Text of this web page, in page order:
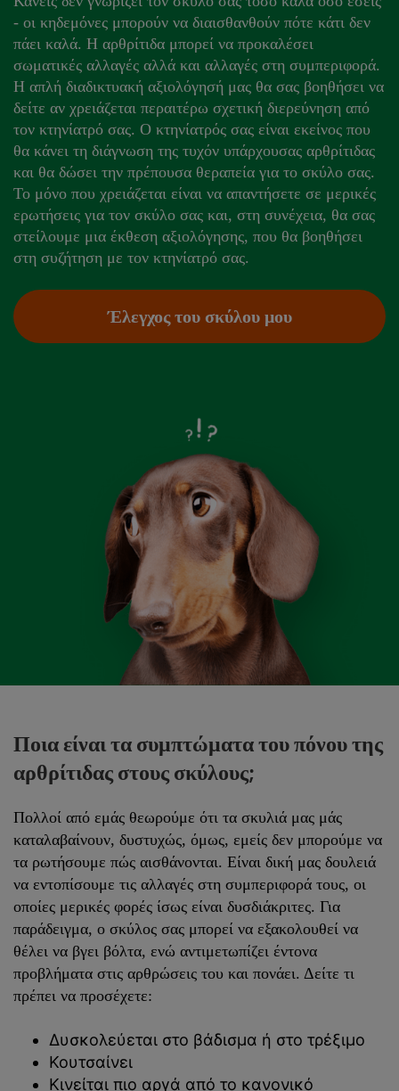
- οι κηδεμόνες μπορούν να διαισθανθούν πότε κάτι δεν
πάει καλά. Η αρθρίτιδα μπορεί να προκαλέσει
σωματικές αλλαγές αλλά και αλλαγές στη συμπεριφορά.
Η απλή διαδικτυακή αξιολόγησή μας θα σας βοηθήσει να
δείτε αν χρειάζεται περαιτέρω σχετική διερεύνηση από
τον κτηνίατρό σας. Ο κτηνίατρός σας είναι εκείνος που
θα κάνει τη διάγνωση της τυχόν υπάρχουσας αρθρίτιδας
και θα δώσει την πρέπουσα θεραπεία για το σκύλο σας.
Το μόνο που χρειάζεται είναι να απαντήσετε σε μερικές
ερωτήσεις για τον σκύλο σας και, στη συνέχεια, θα σας
στείλουμε μια έκθεση αξιολόγησης, που θα βοηθήσει
στη συζήτηση με τον κτηνίατρό σας.
Έλεγχος του σκύλου μου
Ποια είναι τα συμπτώματα του πόνου της
αρθρίτιδας στους σκύλους;
Πολλοί από εμάς θεωρούμε ότι τα σκυλιά μας μάς
καταλαβαίνουν, δυστυχώς, όμως, εμείς δεν μπορούμε να
τα ρωτήσουμε πώς αισθάνονται. Είναι δική μας δουλειά
να εντοπίσουμε τις αλλαγές στη συμπεριφορά τους, οι
οποίες μερικές φορές ίσως είναι δυσδιάκριτες. Για
παράδειγμα, ο σκύλος σας μπορεί να εξακολουθεί να
θέλει να βγει βόλτα, ενώ αντιμετωπίζει έντονα
προβλήματα στις αρθρώσεις του και πονάει. Δείτε τι
πρέπει να προσέχετε:
Δυσκολεύεται στο βάδισμα ή στο τρέξιμο
Κουτσαίνει
Κινείται πιο αργά από το κανονικό